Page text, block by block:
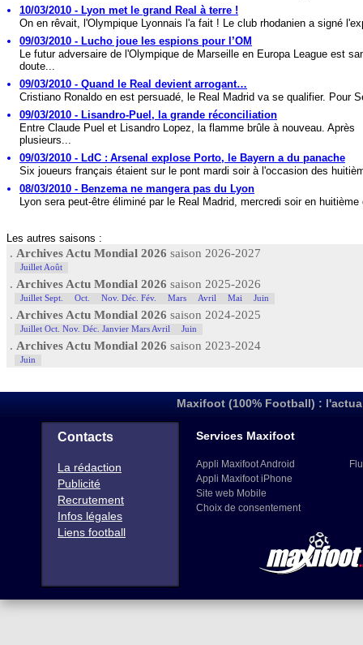
10/03/2010 - Lyon met le grand Real à terre !
On en rêvait, l'Olympique Lyonnais l'a fait ! Le club rhodanien a signé
09/03/2010 - Lucho joue les espions pour l’OM
Le futur adversaire de l'Olympique de Marseille en Europa League est
doute...
09/03/2010 - Quand le Real devient arrogant…
Cristiano Ronaldo en est persuadé, le Real Madrid va se qualifier. Pour
09/03/2010 - Lisandro-Puel, la grande réconciliation
Entre Claude Puel et Lisandro Lopez, la flamme brûle à nouveau. Après
plusieurs...
09/03/2010 - LdC : Arsenal explose Porto, le Bayern a du panache
Six joueurs français étaient sur le pont mardi soir à l'occasion des
08/03/2010 - Benzema ne mangera pas du Lyon
Lyon sera peut-être éliminé par le Real Madrid, mercredi soir en huitième
Les autres saisons :
. Archives Actu Mondial 2026 saison 2026-2027
Juillet Août
. Archives Actu Mondial 2026 saison 2025-2026
Juillet Sept. Oct. Nov. Déc. Fév. Mars Avril Mai Juin
. Archives Actu Mondial 2026 saison 2024-2025
Juillet Oct. Nov. Déc. Janvier Mars Avril Juin
. Archives Actu Mondial 2026 saison 2023-2024
Juin
Maxifoot (100% Football) :
Contacts
La rédaction
Publicité
Recrutement
Infos légales
Liens football
Services Maxifoot
Appli Maxifoot Android
Appli Maxifoot iPhone
Site web Mobile
Choix de consentement